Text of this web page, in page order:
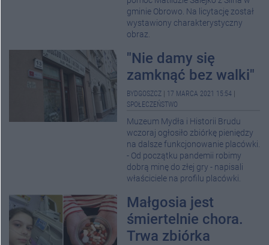
gminie Obrowo. Na licytację został
wystawiony charakterystyczny
obraz.
"Nie damy się
zamknąć bez walki"
BYDGOSZCZ 17 MARCA 2021 15:54
SPOŁECZEŃSTWO
Muzeum Mydła i Historii Brudu
wczoraj ogłosiło zbiórkę pieniędzy
na dalsze funkcjonowanie placówki.
- Od początku pandemii robimy
dobrą minę do złej gry - napisali
właściciele na profilu placówki.
Małgosia jest
śmiertelnie chora.
Trwa zbiórka